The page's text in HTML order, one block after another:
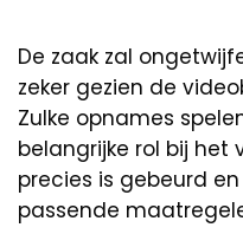
De zaak zal
zeker gezien de
Zulke opnames
belangrijke rol bij het
precies is gebeurd
passende